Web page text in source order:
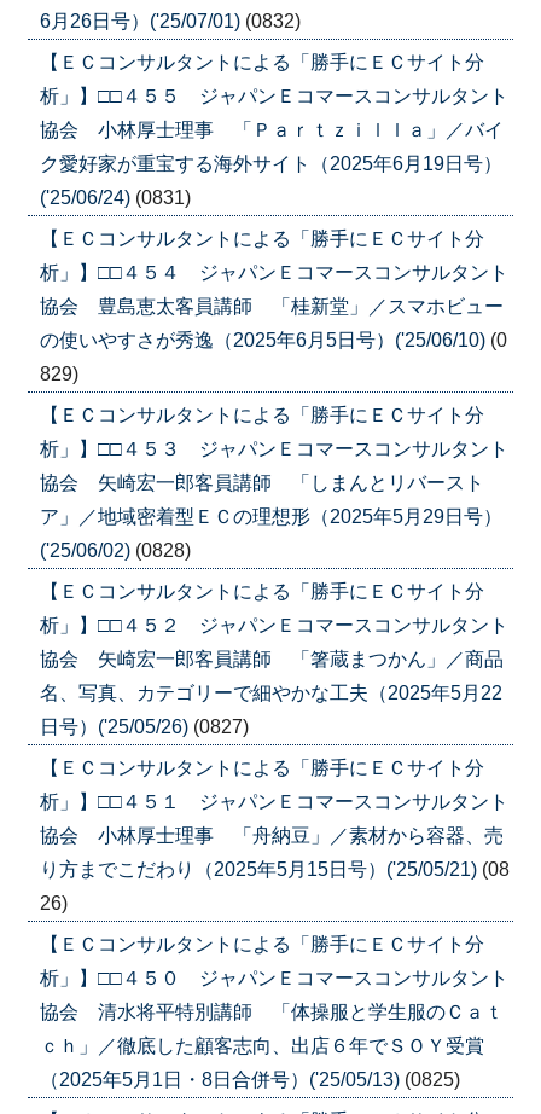
6月26日号）('25/07/01) (0832)
【ＥＣコンサルタントによる「勝手にＥＣサイト分
析」】□□４５５ ジャパンＥコマースコンサルタント
協会 小林厚士理事 「Ｐａｒｔｚｉｌｌａ」／バイ
ク愛好家が重宝する海外サイト（2025年6月19日号）
('25/06/24) (0831)
【ＥＣコンサルタントによる「勝手にＥＣサイト分
析」】□□４５４ ジャパンＥコマースコンサルタント
協会 豊島恵太客員講師 「桂新堂」／スマホビュー
の使いやすさが秀逸（2025年6月5日号）('25/06/10) (0
829)
【ＥＣコンサルタントによる「勝手にＥＣサイト分
析」】□□４５３ ジャパンＥコマースコンサルタント
協会 矢崎宏一郎客員講師 「しまんとリバースト
ア」／地域密着型ＥＣの理想形（2025年5月29日号）
('25/06/02) (0828)
【ＥＣコンサルタントによる「勝手にＥＣサイト分
析」】□□４５２ ジャパンＥコマースコンサルタント
協会 矢崎宏一郎客員講師 「箸蔵まつかん」／商品
名、写真、カテゴリーで細やかな工夫（2025年5月22
日号）('25/05/26) (0827)
【ＥＣコンサルタントによる「勝手にＥＣサイト分
析」】□□４５１ ジャパンＥコマースコンサルタント
協会 小林厚士理事 「舟納豆」／素材から容器、売
り方までこだわり（2025年5月15日号）('25/05/21) (08
26)
【ＥＣコンサルタントによる「勝手にＥＣサイト分
析」】□□４５０ ジャパンＥコマースコンサルタント
協会 清水将平特別講師 「体操服と学生服のＣａｔ
ｃｈ」／徹底した顧客志向、出店６年でＳＯＹ受賞
（2025年5月1日・8日合併号）('25/05/13) (0825)